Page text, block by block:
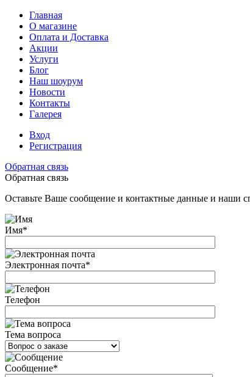
Главная
О магазине
Оплата и Доставка
Акции
Услуги
Блог
Наш шоурум
Новости
Контакты
Галерея
Вход
Регистрация
Обратная связь
Обратная связь
Оставьте Ваше сообщение и контактные данные и наши
Имя*
Электронная почта*
Телефон
Тема вопроса
Сообщение*